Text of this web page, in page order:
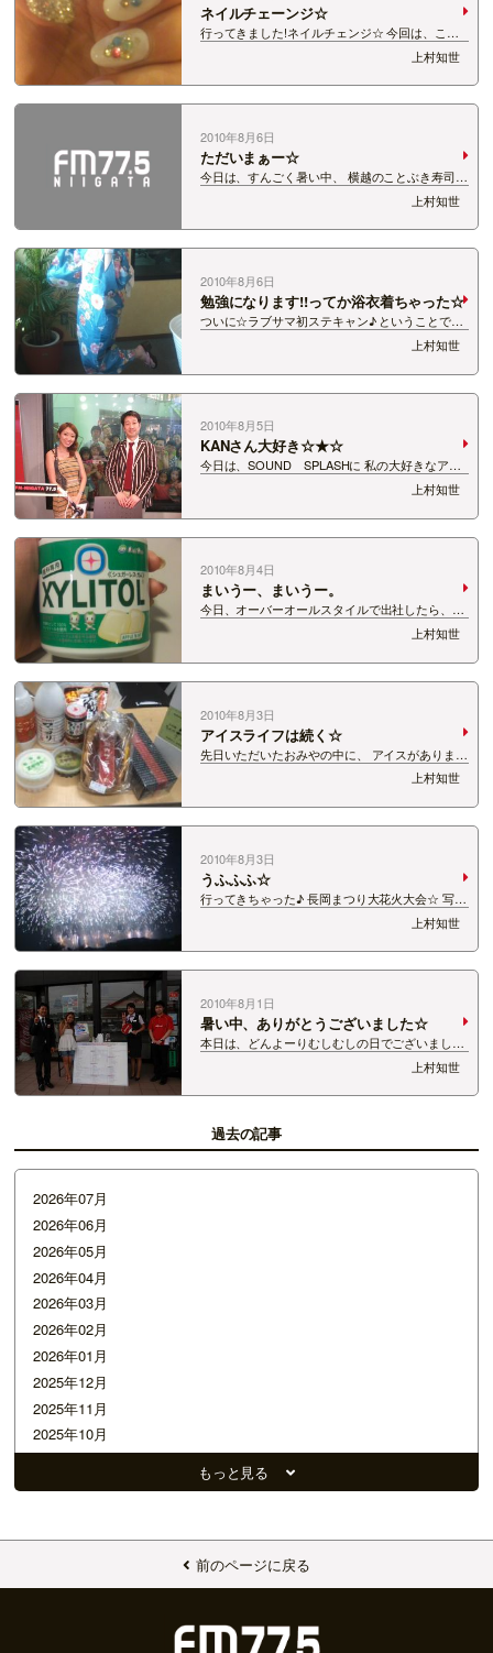
ネイルチェーンジ☆
行ってきました!ネイルチェンジ☆ 今回は、こん
な感じ♪ はい、最近は女の子的なネイルカラーが
Myぶーむ。 でも、もう次のネイル案は決まって
います 笑
上村知世
2010年8月6日
ただいまぁー☆
今日は、すんごく暑い中、 横越のことぶき寿司で
行われたステキャンにお越しいただき、 本当にあ
りがとうございました☆★☆ ステキャン会場限定
のステッカーを 受け取ったみなさん、今回のステ
ッカーはいかがですか？＾−＾ また、…
上村知世
2010年8月6日
勉強になります!!ってか浴衣着ちゃった☆
ついに☆ラブサマ初ステキャン♪ ということで、
今日は私、浴衣きちゃいました☆ 撮影：千
葉暢彦 ポージング指導：東村里恵子 着つけは新
田あさ子ねえやんにやってもらいました＾−＾ｖ
ねえやんの手…
上村知世
2010年8月5日
KANさん大好き☆★☆
今日は、SOUND SPLASHに 私の大好きなアー
ティスト!! KANさんが登場☆ LOTSでのライブは
何度か見させていただいていますが、 いよいよ今
週7日（土）は「日本海夕日コンサート」に出演
☆ 夕日が沈むのを見なが…
上村知世
2010年8月4日
まいうー、まいうー。
今日、オーバーオールスタイルで出社したら、
「なんか、まいうーって感じだね!!」 って、笑顔
で言われました。 悲しいですっ!! ま、いいですけ
ど。笑 最近、歯医者さんにお世話になりまくりく
りすてぃな私、 ようやく虫歯の治…
上村知世
2010年8月3日
アイスライフは続く☆
先日いただいたおみやの中に、 アイスがありまし
た☆ 何やらすごく有名なアイス屋さんのものだそ
うな。 スタッフーが、 「これ!!おいしくて有名な
やつじゃん!!」 と大興奮。 そうですか!!そうなん
ですか!! じゃあ食べまし…
上村知世
2010年8月3日
うふふふ☆
行ってきちゃった♪ 長岡まつり大花火大会☆ 写真
は、天地人花火です＾−＾ｖ 携帯電話のキャメラ
で撮ったんですが、わりと良い感じ♪ 中学・高校
と長岡に通っていた私にとって、 長岡の花火には
本当にたくさんの思い出があります。…
上村知世
2010年8月1日
暑い中、ありがとうございました☆
本日は、どんよーりむしむしの日でございまし
た!! そんな中、ドコモショップ村上店で開催され
た 「EXILE ?1ソング」アンケート☆ たくさんの
方にお越しいただきまして・・・ 本当にありがと
上村知世
過去の記事
2026年07月
2026年06月
2026年05月
2026年04月
2026年03月
2026年02月
2026年01月
2025年12月
2025年11月
2025年10月
2025年09月
2025年08月
2025年06月
2025年04月
もっと見る
前のページに戻る